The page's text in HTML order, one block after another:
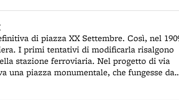
I primi tentativi di modificarla risalgono
stazione ferroviaria. Nel progetto di via
piazza monumentale, che fungesse da
moli laterali della barriera posta al termine